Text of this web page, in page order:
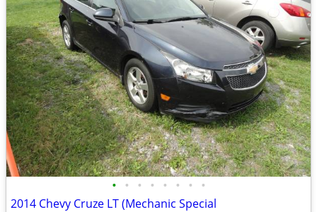
• • • • • • • •
2014 Chevy Cruze LT (Mechanic Special